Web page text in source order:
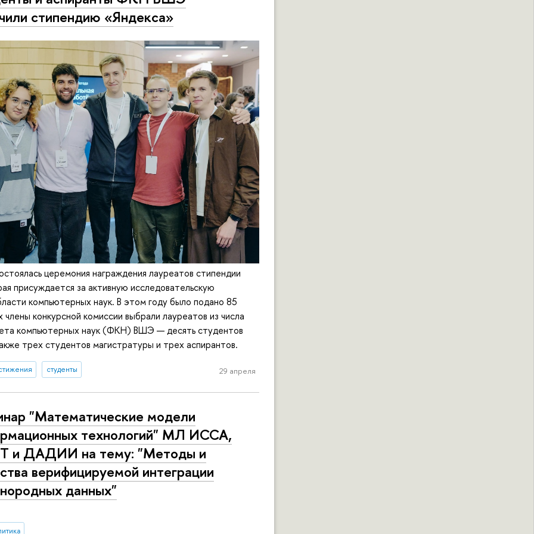
стипендию «Яндекса»
церемония награждения лауреатов стипендии
присуждается за активную исследовательскую
компьютерных наук. В этом году было подано 85
члены конкурсной комиссии выбрали лауреатов из числа
компьютерных наук (ФКН) ВШЭ — десять студентов
трех студентов магистратуры и трех аспирантов.
студенты 29 апреля
"Математические модели
технологий" МЛ ИССА,
и ДАДИИ на тему: "Методы и
верифицируемой интеграции
данных"